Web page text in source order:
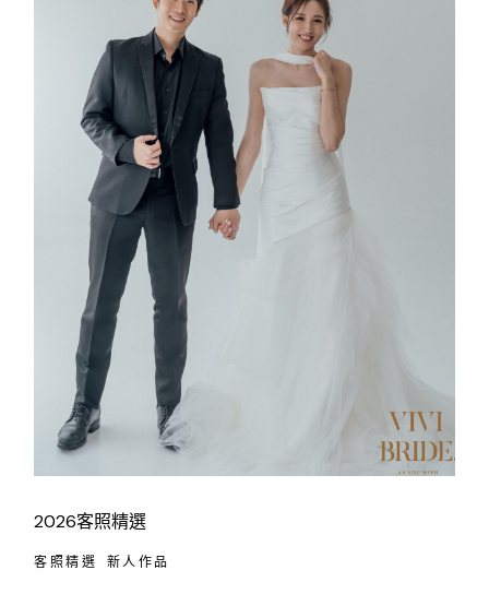
2026客照精選
客照精選 新人作品